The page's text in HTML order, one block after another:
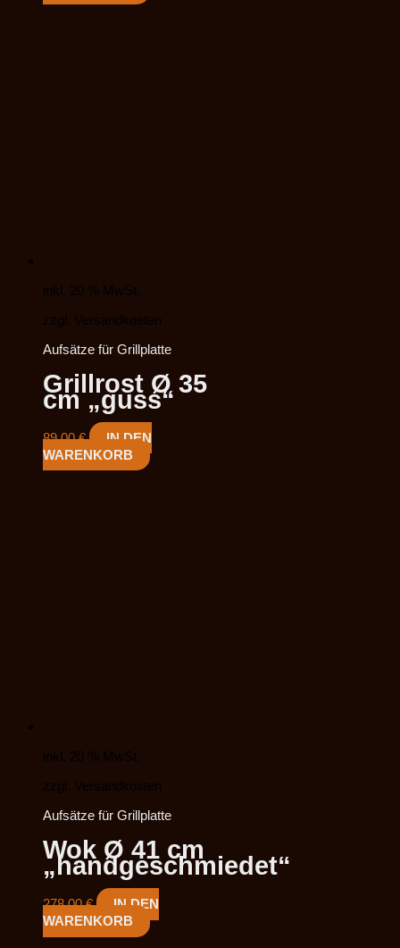
inkl. 20 % MwSt.
zzgl. Versandkosten
Aufsätze für Grillplatte
Grillrost Ø 35
cm „guss“
89,00€
IN DEN
WARENKORB
inkl. 20 % MwSt.
zzgl. Versandkosten
Aufsätze für Grillplatte
Wok Ø 41 cm
„handgeschmiedet“
278,00€
IN DEN
WARENKORB